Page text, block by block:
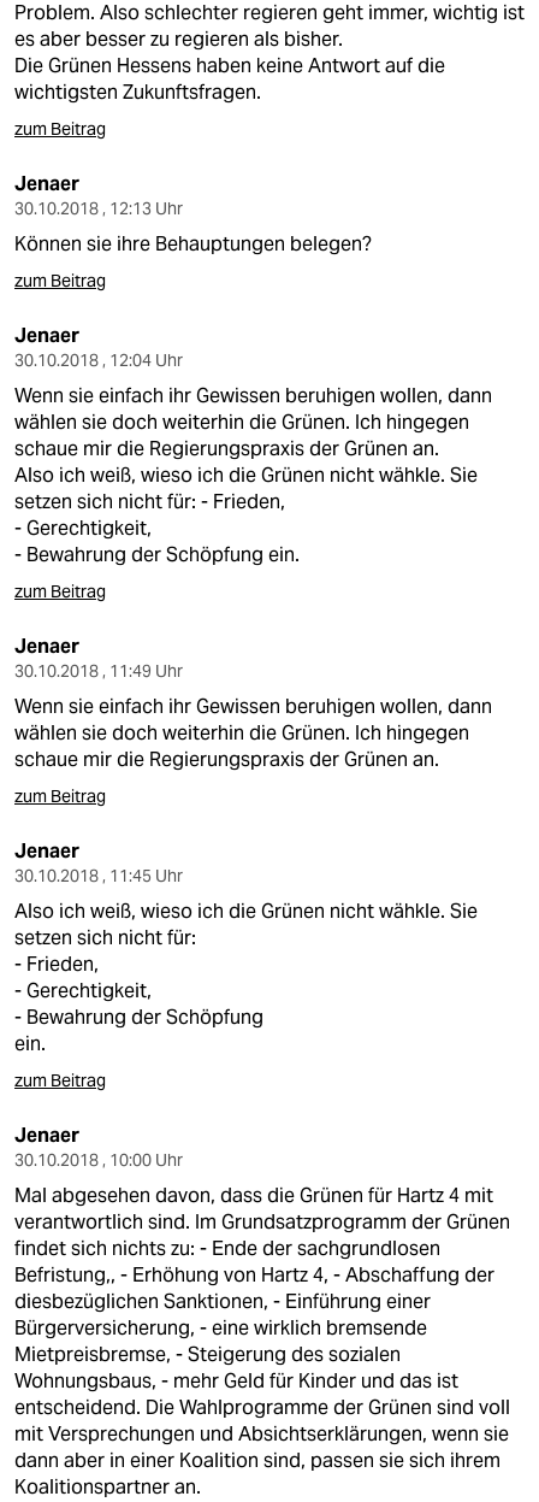
Problem. Also schlechter regieren geht immer, wichtig ist
es aber besser zu regieren als bisher.
Die Grünen Hessens haben keine Antwort auf die
wichtigsten Zukunftsfragen.
zum Beitrag
Jenaer
30.10.2018 , 12:13 Uhr
Können sie ihre Behauptungen belegen?
zum Beitrag
Jenaer
30.10.2018 , 12:04 Uhr
Wenn sie einfach ihr Gewissen beruhigen wollen, dann
wählen sie doch weiterhin die Grünen. Ich hingegen
schaue mir die Regierungspraxis der Grünen an.
Also ich weiß, wieso ich die Grünen nicht wähkle. Sie
setzen sich nicht für: - Frieden,
- Gerechtigkeit,
- Bewahrung der Schöpfung ein.
zum Beitrag
Jenaer
30.10.2018 , 11:49 Uhr
Wenn sie einfach ihr Gewissen beruhigen wollen, dann
wählen sie doch weiterhin die Grünen. Ich hingegen
schaue mir die Regierungspraxis der Grünen an.
zum Beitrag
Jenaer
30.10.2018 , 11:45 Uhr
Also ich weiß, wieso ich die Grünen nicht wähkle. Sie
setzen sich nicht für:
- Frieden,
- Gerechtigkeit,
- Bewahrung der Schöpfung
ein.
zum Beitrag
Jenaer
30.10.2018 , 10:00 Uhr
Mal abgesehen davon, dass die Grünen für Hartz 4 mit
verantwortlich sind. Im Grundsatzprogramm der Grünen
findet sich nichts zu: - Ende der sachgrundlosen
Befristung,, - Erhöhung von Hartz 4, - Abschaffung der
diesbezüglichen Sanktionen, - Einführung einer
Bürgerversicherung, - eine wirklich bremsende
Mietpreisbremse, - Steigerung des sozialen
Wohnungsbaus, - mehr Geld für Kinder und das ist
entscheidend. Die Wahlprogramme der Grünen sind voll
mit Versprechungen und Absichtserklärungen, wenn sie
dann aber in einer Koalition sind, passen sie sich ihrem
Koalitionspartner an.